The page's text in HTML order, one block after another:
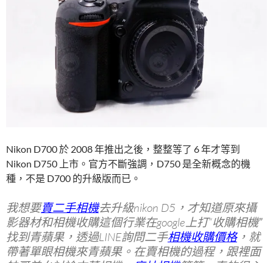
Nikon D700 於 2008 年推出之後，整整等了 6 年才等到
Nikon D750 上市。官方不斷強調，D750 是全新概念的機
種，不是 D700 的升級版而已。
我想要賣二手相機去升級nikon D5，才知道原來攝
影器材和相機收購這個行業在google上打“收購相機”
找到青蘋果，透過LINE詢問二手相機收購價格，就
帶著單眼相機來青蘋果。在賣相機的過程，跟裡面